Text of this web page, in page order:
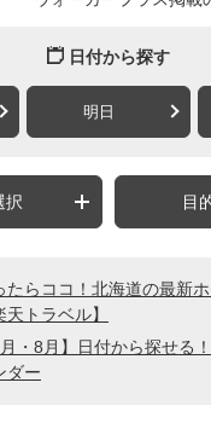
日付から探す
明日
択 目
たらココ！北海道の最新
天トラベル】
月・8月】日付から探せる
ダー